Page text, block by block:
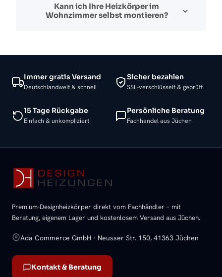
Kann ich Ihre Heizkörper im
Wohnzimmer selbst montieren?
Immer gratis Versand
Deutschlandweit & schnell
Sicher bezahlen
SSL-verschlüsselt & geprüft
15 Tage Rückgabe
Einfach & unkompliziert
Persönliche Beratung
Fachhandel aus Jüchen
Premium-Designheizkörper direkt vom Fachhändler – mit
Beratung, eigenem Lager und kostenlosem Versand aus Jüchen.
Ada Commerce GmbH · Neusser Str. 150, 41363 Jüchen
Kontakt & Beratung